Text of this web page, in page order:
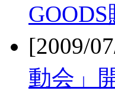
[2009/
動会」